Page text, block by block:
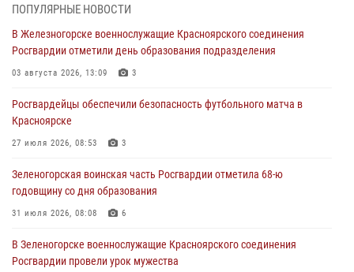
05 августа 2026, 04:52 1
В Красноярске сотрудники вневедомственной охраны Росгвардии
задержали подозреваемого в серии краж из гипермаркета
04 августа 2026, 09:57
Сотрудники Росгвардии обеспечили общественный порядок во
время проведения экстремального заплыва в Дудинке
04 августа 2026, 08:36
В Красноярске сотрудники Росгвардии задержали подозреваемого
в серии краж из супермаркета
04 августа 2026, 06:50
Военнослужащие Красноярского соединения Росгвардии
познакомили отдыхающих детей с тонкостями РХБ защиты
ПОПУЛЯРНЫЕ НОВОСТИ
В Железногорске военнослужащие Красноярского соединения
Росгвардии отметили день образования подразделения
03 августа 2026, 13:09 3
Росгвардейцы обеспечили безопасность футбольного матча в
Красноярске
27 июля 2026, 08:53 3
Зеленогорская воинская часть Росгвардии отметила 68-ю
годовщину со дня образования
31 июля 2026, 08:08 6
В Зеленогорске военнослужащие Красноярского соединения
Росгвардии провели урок мужества